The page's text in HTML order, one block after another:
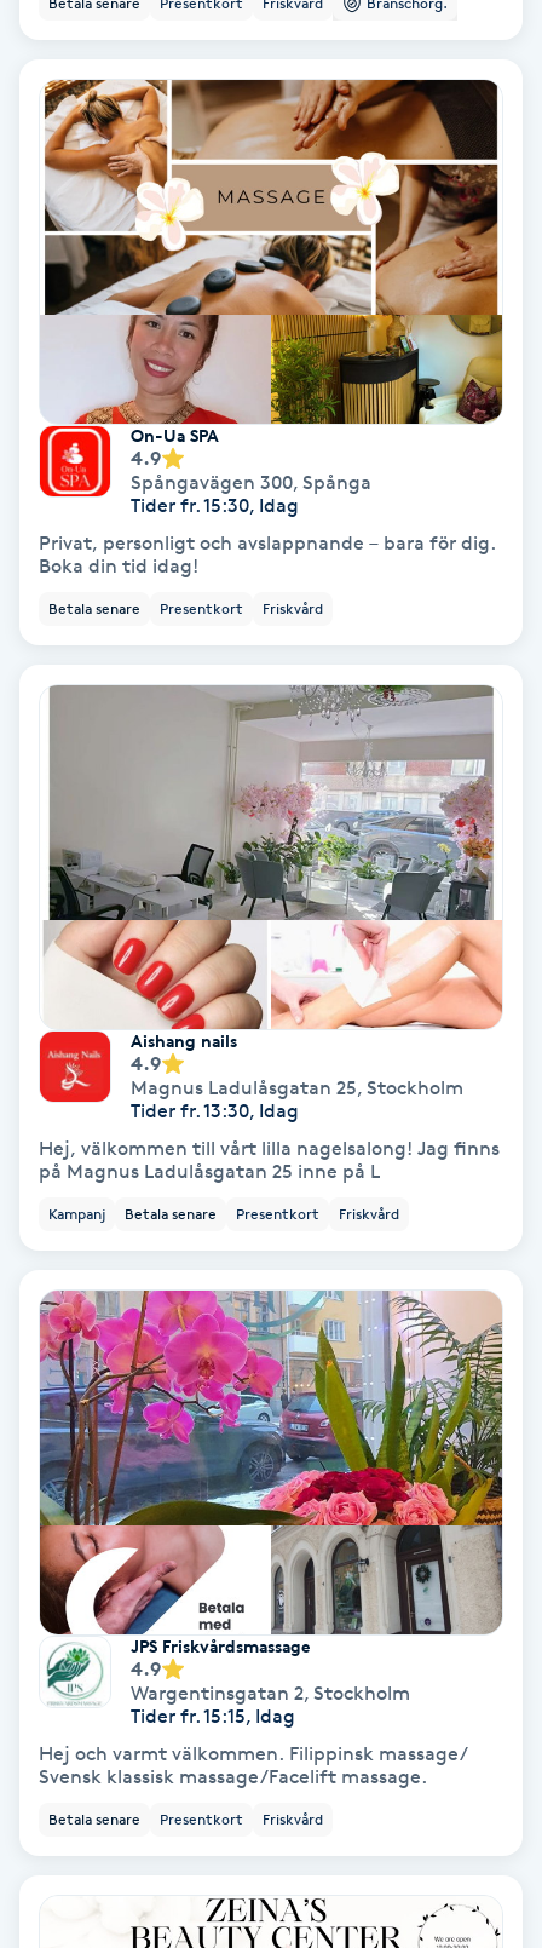
Babylights
Balayage
Bambumassage
Barnklippning
Bröllopsuppsättning
Celluliter
Coachning
Color correction
Cryoterapi
Dermapen
Diamantslipning
Enzympeeling
Extensions
Extensions borttagning
Eyeliner-tatuering
Faceliftmassage
Fet hårbotten
On-Ua SPA
4.9
Spångavägen 300, Spånga
Tider fr. 15:30, Idag
Privat, personligt och avslappnande – bara för dig.
Boka din tid idag!
Betala senare Presentkort Friskvård
Aishang nails
4.9
Magnus Ladulåsgatan 25, Stockholm
Tider fr. 13:30, Idag
Hej, välkommen till vårt lilla nagelsalong! Jag finns
på Magnus Ladulåsgatan 25 inne på L
Kampanj Betala senare Presentkort Friskvård
JPS Friskvårdsmassage
4.9
Wargentinsgatan 2, Stockholm
Tider fr. 15:15, Idag
Hej och varmt välkommen. Filippinsk massage/
Svensk klassisk massage/Facelift massage.
Betala senare Presentkort Friskvård